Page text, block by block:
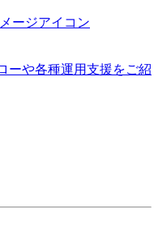
ーや各種運用支援をご紹